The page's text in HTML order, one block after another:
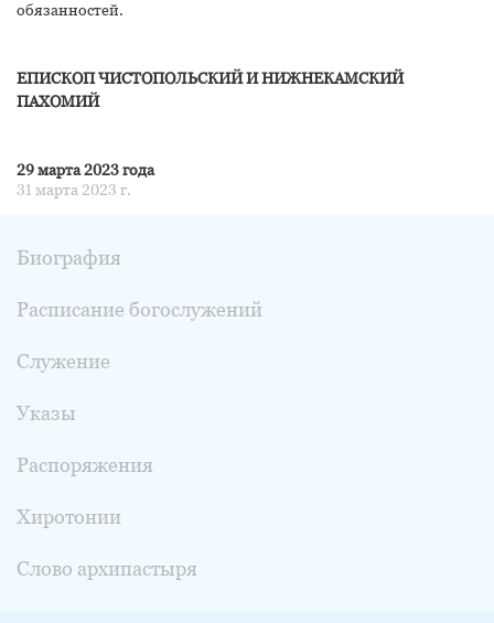
обязанностей.
ЕПИСКОП ЧИСТОПОЛЬСКИЙ И НИЖНЕКАМСКИЙ
ПАХОМИЙ
29 марта 2023 года
31 марта 2023 г.
Биография
Расписание богослужений
Служение
Указы
Распоряжения
Хиротонии
Слово архипастыря